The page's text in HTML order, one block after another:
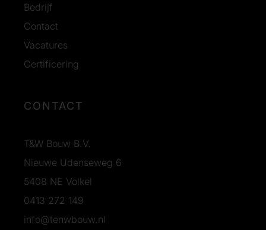
Bedrijf
Contact
Vacatures
Certificering
CONTACT
T&W Bouw B.V.
Nieuwe Udenseweg 6
5408 NE Volkel
0413 272 149
info@tenwbouw.nl